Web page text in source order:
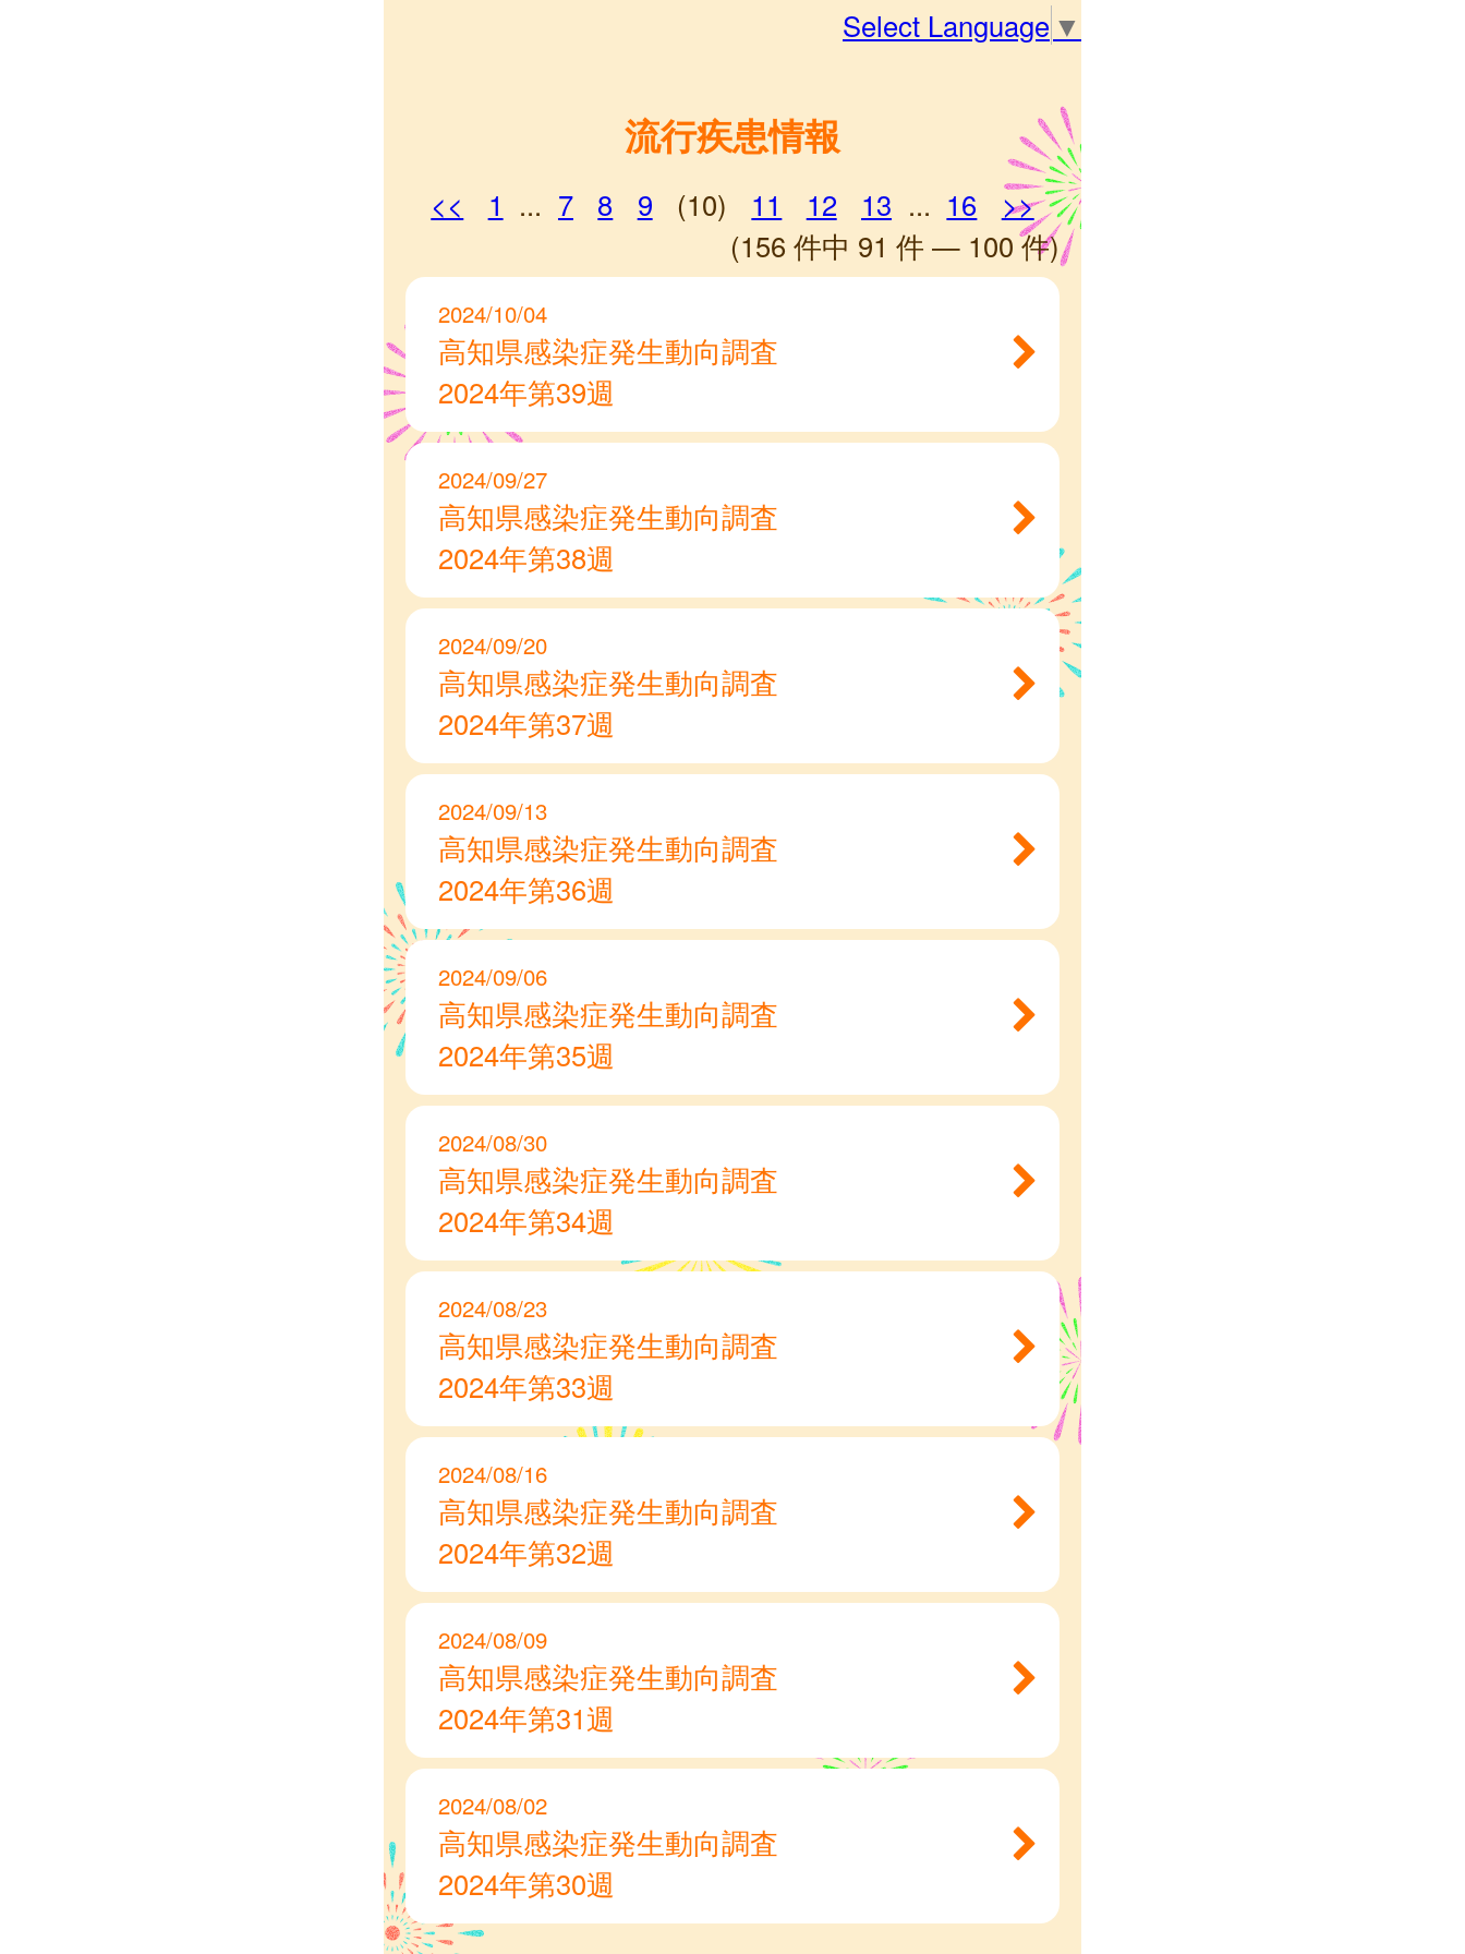
Select Language ▼
流行疾患情報
<< 1 ... 7 8 9 (10) 11 12 13 ... 16
>>
(156 件中 91 件 — 100 件)
2024/10/04
高知県感染症発生動向調査
2024年第39週
2024/09/27
高知県感染症発生動向調査
2024年第38週
2024/09/20
高知県感染症発生動向調査
2024年第37週
2024/09/13
高知県感染症発生動向調査
2024年第36週
2024/09/06
高知県感染症発生動向調査
2024年第35週
2024/08/30
高知県感染症発生動向調査
2024年第34週
2024/08/23
高知県感染症発生動向調査
2024年第33週
2024/08/16
高知県感染症発生動向調査
2024年第32週
2024/08/09
高知県感染症発生動向調査
2024年第31週
2024/08/02
高知県感染症発生動向調査
2024年第30週